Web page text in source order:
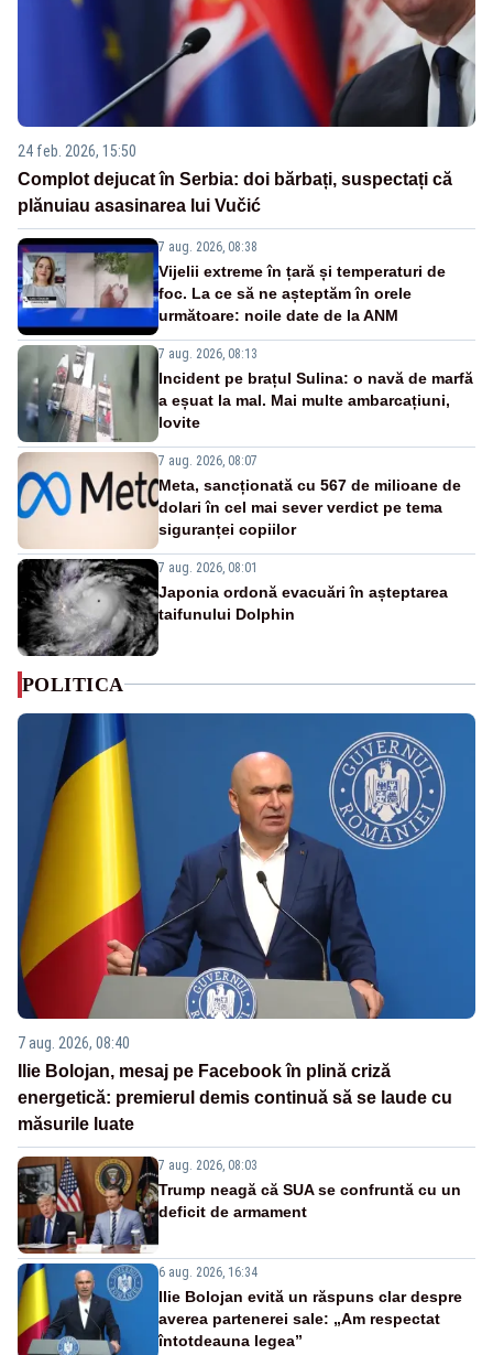
24 feb. 2026, 15:50
Complot dejucat în Serbia: doi bărbați, suspectați că
plănuiau asasinarea lui Vučić
7 aug. 2026, 08:38
Vijelii extreme în țară și temperaturi de
foc. La ce să ne așteptăm în orele
următoare: noile date de la ANM
7 aug. 2026, 08:13
Incident pe brațul Sulina: o navă de marfă
a eșuat la mal. Mai multe ambarcațiuni,
lovite
7 aug. 2026, 08:07
Meta, sancționată cu 567 de milioane de
dolari în cel mai sever verdict pe tema
siguranței copiilor
7 aug. 2026, 08:01
Japonia ordonă evacuări în așteptarea
taifunului Dolphin
POLITICA
7 aug. 2026, 08:40
Ilie Bolojan, mesaj pe Facebook în plină criză
energetică: premierul demis continuă să se laude cu
măsurile luate
7 aug. 2026, 08:03
Trump neagă că SUA se confruntă cu un
deficit de armament
6 aug. 2026, 16:34
Ilie Bolojan evită un răspuns clar despre
averea partenerei sale: „Am respectat
întotdeauna legea”